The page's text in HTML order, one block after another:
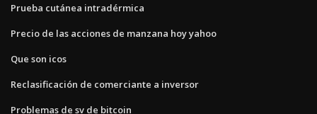
Prueba cutánea intradérmica
Precio de las acciones de manzana hoy yahoo
Que son icos
Reclasificación de comerciante a inversor
Problemas de sv de bitcoin